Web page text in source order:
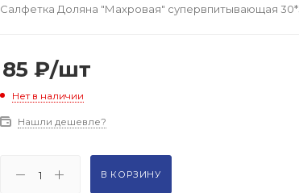
Салфетка Доляна "Махровая" супервпитывающая
85 ₽/шт
Нет в наличии
Нашли дешевле?
В КОРЗИНУ